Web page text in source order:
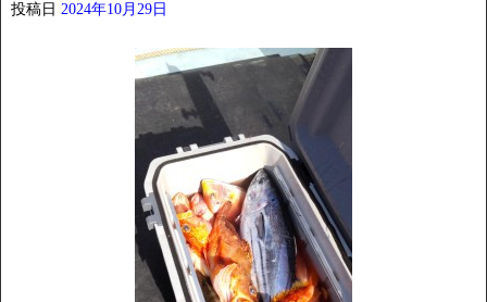
投稿日 2024年10月29日